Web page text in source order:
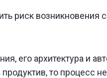
риск возникновения
его архитектура и
то процесс